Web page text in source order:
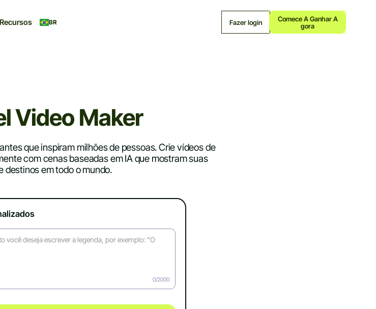
Recursos BR Fazer login
Comece A Ganhar A
Gora
Video Maker
que inspiram milhões de pessoas. Crie vídeos de
com cenas baseadas em IA que mostram suas
destinos em todo o mundo.
0/2000